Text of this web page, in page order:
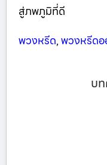
สู่ภพภูมิที่ดี
พวงหรีด,พวงหรีดอ
บ